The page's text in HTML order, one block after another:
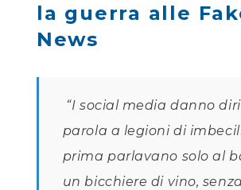
la guerra alle
News
“I social media danno
parola a legioni di
prima parlavano solo al
un bicchiere di vino, senza